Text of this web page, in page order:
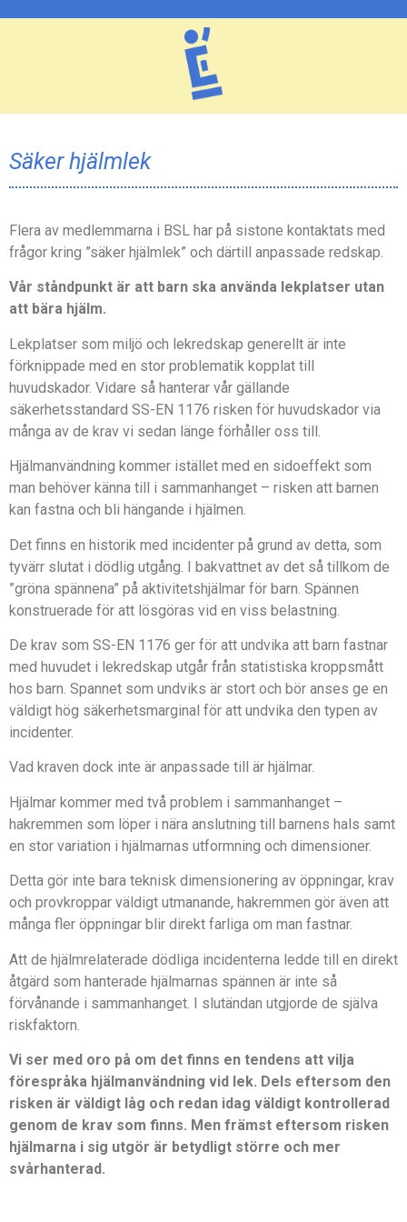
Säker hjälmlek
Flera av medlemmarna i BSL har på sistone kontaktats med
frågor kring ”säker hjälmlek” och därtill anpassade redskap.
Vår ståndpunkt är att barn ska använda lekplatser utan
att bära hjälm.
Lekplatser som miljö och lekredskap generellt är inte
förknippade med en stor problematik kopplat till
huvudskador. Vidare så hanterar vår gällande
säkerhetsstandard SS-EN 1176 risken för huvudskador via
många av de krav vi sedan länge förhåller oss till.
Hjälmanvändning kommer istället med en sidoeffekt som
man behöver känna till i sammanhanget – risken att barnen
kan fastna och bli hängande i hjälmen.
Det finns en historik med incidenter på grund av detta, som
tyvärr slutat i dödlig utgång. I bakvattnet av det så tillkom de
”gröna spännena” på aktivitetshjälmar för barn. Spännen
konstruerade för att lösgöras vid en viss belastning.
De krav som SS-EN 1176 ger för att undvika att barn fastnar
med huvudet i lekredskap utgår från statistiska kroppsmått
hos barn. Spannet som undviks är stort och bör anses ge en
väldigt hög säkerhetsmarginal för att undvika den typen av
incidenter.
Vad kraven dock inte är anpassade till är hjälmar.
Hjälmar kommer med två problem i sammanhanget –
hakremmen som löper i nära anslutning till barnens hals samt
en stor variation i hjälmarnas utformning och dimensioner.
Detta gör inte bara teknisk dimensionering av öppningar, krav
och provkroppar väldigt utmanande, hakremmen gör även att
många fler öppningar blir direkt farliga om man fastnar.
Att de hjälmrelaterade dödliga incidenterna ledde till en direkt
åtgärd som hanterade hjälmarnas spännen är inte så
förvånande i sammanhanget. I slutändan utgjorde de själva
riskfaktorn.
Vi ser med oro på om det finns en tendens att vilja
förespråka hjälmanvändning vid lek. Dels eftersom den
risken är väldigt låg och redan idag väldigt kontrollerad
genom de krav som finns. Men främst eftersom risken
hjälmarna i sig utgör är betydligt större och mer
svårhanterad.